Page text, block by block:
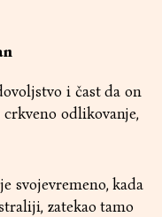
i čast da on
crkveno odlikovanje,
svojevremeno, kada
zatekao tamo